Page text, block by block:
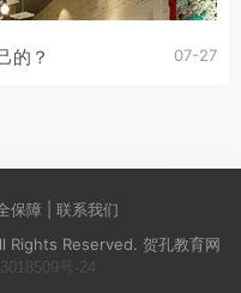
的？ 07-27
保障 | 联系我们
Rights Reserved. 贺孔教育网
号-24